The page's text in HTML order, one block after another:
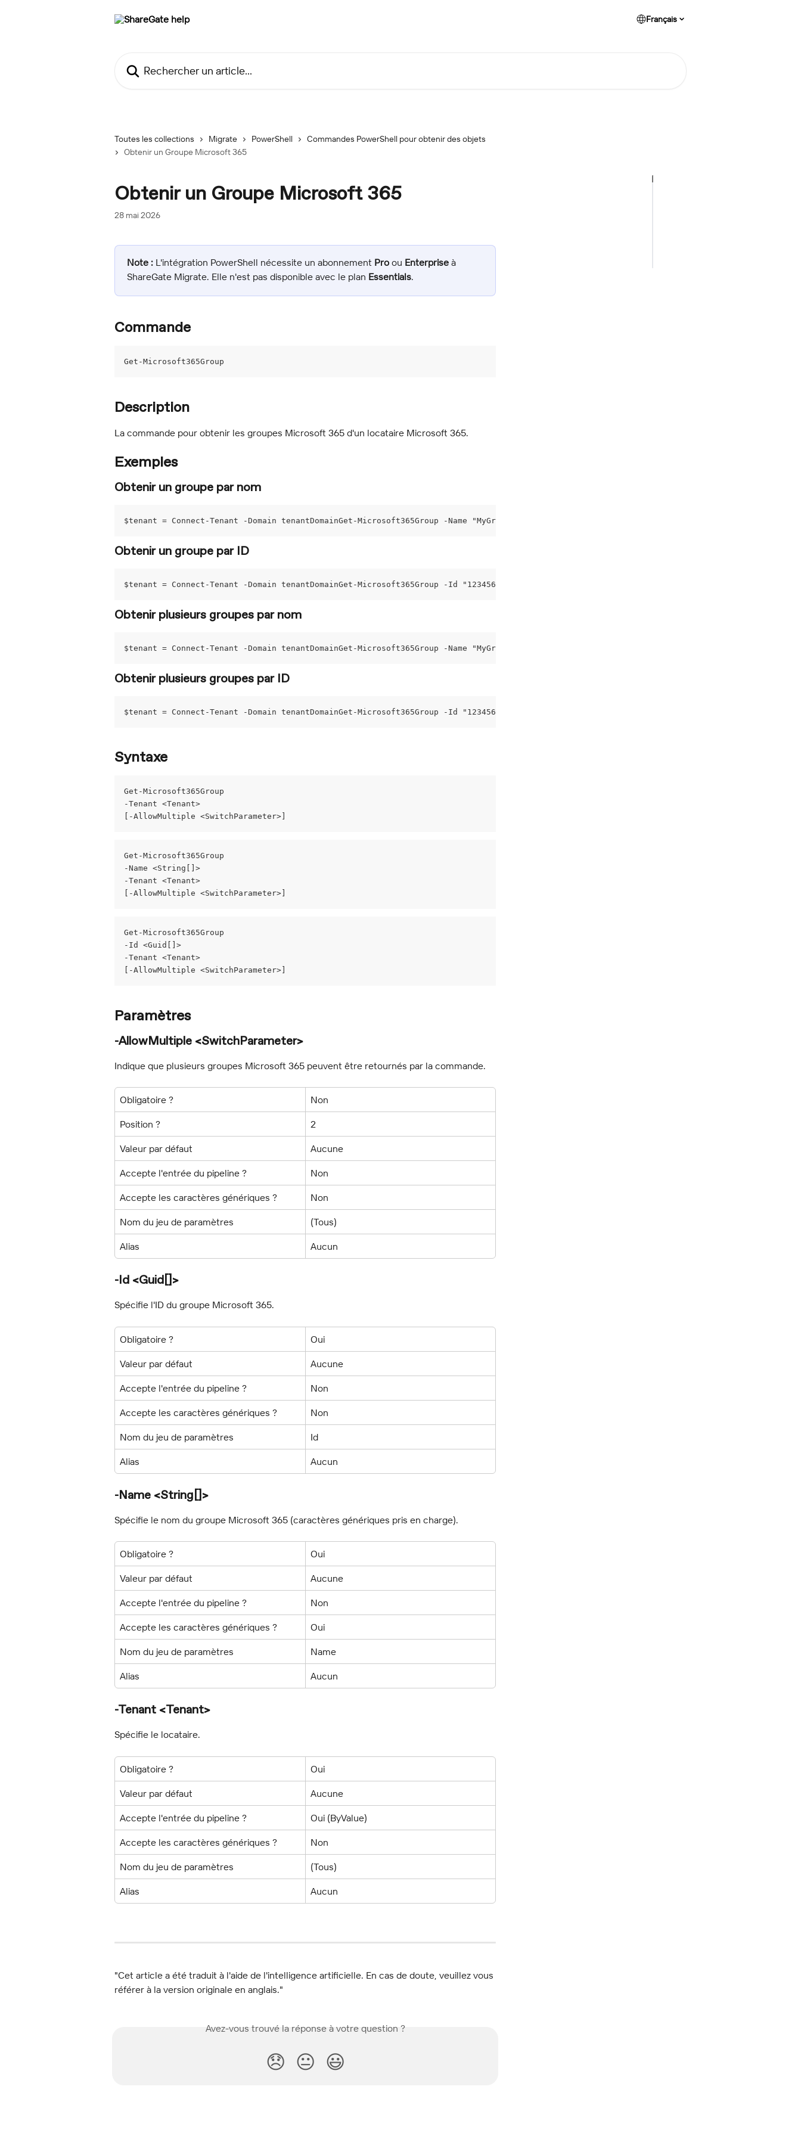
Français
Toutes les collections Migrate PowerShell
Commandes PowerShell pour obtenir des objets
Obtenir un Groupe Microsoft 365
Obtenir un Groupe Microsoft 365
28 mai 2026
Note : L'intégration PowerShell nécessite un abonnement Pro ou Enterprise à
ShareGate Migrate. Elle n'est pas disponible avec le plan Essentials.
Commande
Get-Microsoft365Group
Description
La commande pour obtenir les groupes Microsoft 365 d'un locataire Microsoft 365.
Exemples
Obtenir un groupe par nom
$tenant = Connect-Tenant -Domain tenantDomainGet-Microsoft365Group -Name "MyGroup" -Tenant $tenant
Obtenir un groupe par ID
$tenant = Connect-Tenant -Domain tenantDomainGet-Microsoft365Group -Id "12345678-1234-1234-1234-123456789012" -Tenant $tenant
Obtenir plusieurs groupes par nom
$tenant = Connect-Tenant -Domain tenantDomainGet-Microsoft365Group -Name "MyGroup", "MyGroup2" -Tenant $tenant -AllowMultiple
Obtenir plusieurs groupes par ID
$tenant = Connect-Tenant -Domain tenantDomainGet-Microsoft365Group -Id "12345678-1234-1234-1234-123456789012","22222222-1234-1234-1234-
Syntaxe
Get-Microsoft365Group
-Tenant <Tenant>
[-AllowMultiple <SwitchParameter>]
Get-Microsoft365Group
-Name <String[]>
-Tenant <Tenant>
[-AllowMultiple <SwitchParameter>]
Get-Microsoft365Group
-Id <Guid[]>
-Tenant <Tenant>
[-AllowMultiple <SwitchParameter>]
Paramètres
-AllowMultiple <SwitchParameter>
Indique que plusieurs groupes Microsoft 365 peuvent être retournés par la commande.
Obligatoire ? Non
Position ? 2
Valeur par défaut Aucune
Accepte l'entrée du pipeline ? Non
Accepte les caractères génériques ? Non
Nom du jeu de paramètres (Tous)
Alias Aucun
-Id <Guid[]>
Spécifie l'ID du groupe Microsoft 365.
Obligatoire ? Oui
Valeur par défaut Aucune
Accepte l'entrée du pipeline ? Non
Accepte les caractères génériques ? Non
Nom du jeu de paramètres Id
Alias Aucun
-Name <String[]>
Spécifie le nom du groupe Microsoft 365 (caractères génériques pris en charge).
Obligatoire ? Oui
Valeur par défaut Aucune
Accepte l'entrée du pipeline ? Non
Accepte les caractères génériques ? Oui
Nom du jeu de paramètres Name
Alias Aucun
-Tenant <Tenant>
Spécifie le locataire.
Obligatoire ? Oui
Valeur par défaut Aucune
Accepte l'entrée du pipeline ? Oui (ByValue)
Accepte les caractères génériques ? Non
Nom du jeu de paramètres (Tous)
Alias Aucun
"Cet article a été traduit à l'aide de l'intelligence artificielle. En cas de doute, veuillez vous
référer à la version originale en anglais."
Avez-vous trouvé la réponse à votre question ?
😞 😐 😃